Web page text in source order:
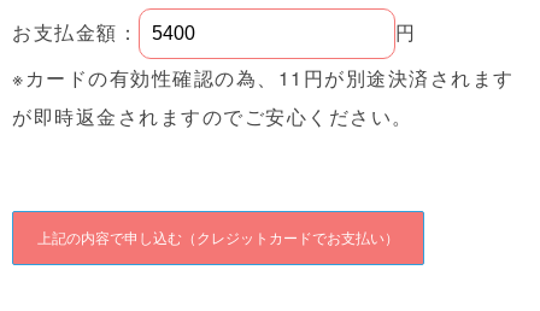
お支払金額：
円
※カードの有効性確認の為、11円が別途決済されます
が即時返金されますのでご安心ください。